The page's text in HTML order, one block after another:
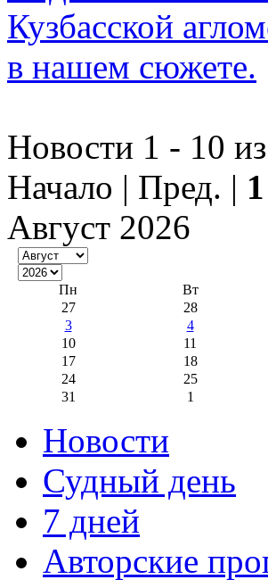
Кузбасской
в нашем сюжете.
Новости 1 - 10
Начало | Пред. | 1
Август 2026
Пн Вт
27
28
3
4
10
11
17
18
24
25
31
1
Новости
Судный день
7 дней
Авторские